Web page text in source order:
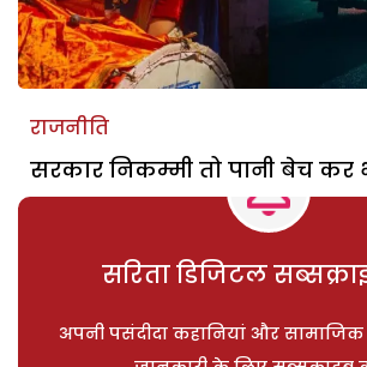
राजनीति
सरकार निकम्मी तो पानी बेच कर
सरिता डिजिटल
अपनी पसंदीदा कहानियां और सामाजिक